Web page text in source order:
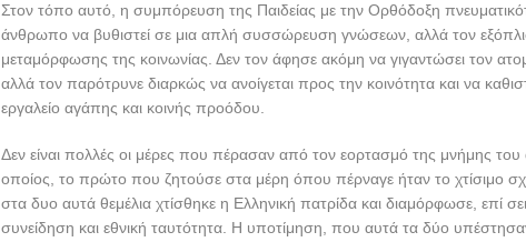
Στον τόπο αυτό, η συμπόρευση της Παιδείας με την Ορθόδοξη
άνθρωπο να βυθιστεί σε μια απλή συσσώρευση γνώσεων, αλλά τον
μεταμόρφωσης της κοινωνίας. Δεν τον άφησε ακόμη να γιγαντώσει τον
αλλά τον παρότρυνε διαρκώς να ανοίγεται προς την κοινότητα και να
εργαλείο αγάπης και κοινής προόδου.
Δεν είναι πολλές οι μέρες που πέρασαν από τον εορτασμό της μνήμης
οποίος, το πρώτο που ζητούσε στα μέρη όπου πέρναγε ήταν το χτίσιμο
στα δυο αυτά θεμέλια χτίσθηκε η Ελληνική πατρίδα και διαμόρφωσε, επί
συνείδηση και εθνική ταυτότητα. Η υποτίμηση, που αυτά τα δύο υπέστησαν